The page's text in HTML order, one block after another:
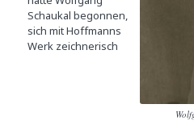
Schaukal begonnen,
sich mit Hoffmanns
Werk zeichnerisch